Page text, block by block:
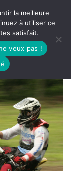
la meilleure
à utiliser ce
satisfait.
veux pas !